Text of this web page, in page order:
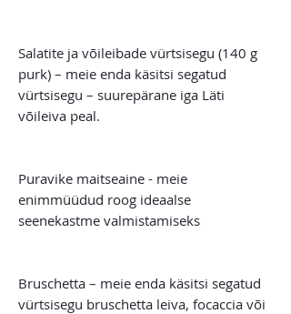
Salatite ja võileibade vürtsisegu (140 g
purk) – meie enda käsitsi segatud
vürtsisegu – suurepärane iga Läti
võileiva peal.
Puravike maitseaine - meie
enimmüüdud roog ideaalse
seenekastme valmistamiseks
Bruschetta – meie enda käsitsi segatud
vürtsisegu bruschetta leiva, focaccia või